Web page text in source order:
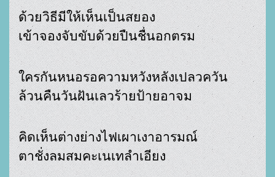
เข้าจองจับขับด้วยปืนชื่นอกตรม
ล้วนคืนวันฝันเลวร้ายป้ายอาจม
ตาชั่งลมสมคะเนเทลำเอียง